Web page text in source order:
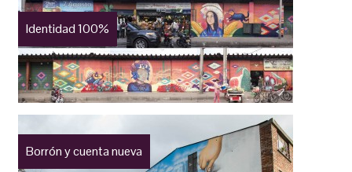
Identidad 100%
Borrón y cuenta nueva